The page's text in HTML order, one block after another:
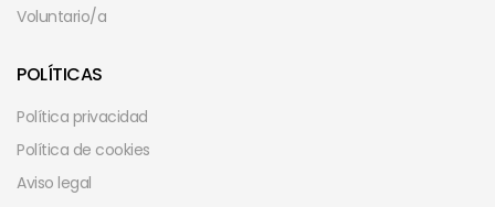
Voluntario/a
POLÍTICAS
Política privacidad
Política de cookies
Aviso legal